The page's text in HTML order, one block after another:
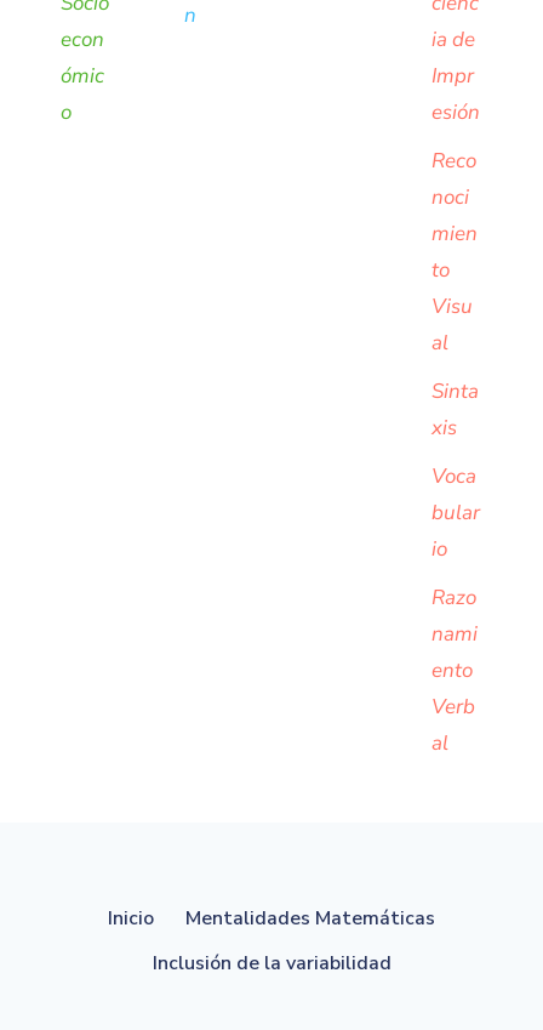
econ
ómic
o
n
ia de
Impr
esión
Reco
noci
mien
to
Visu
al
Sinta
xis
Voca
bular
io
Razo
nami
ento
Verb
al
Inicio
Mentalidades Matemáticas
Inclusión de la variabilidad